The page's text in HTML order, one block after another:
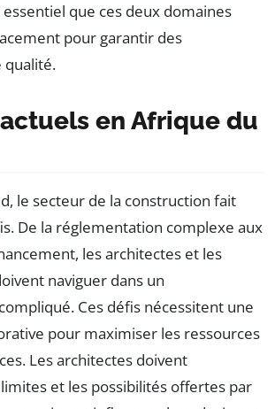
que ces deux domaines
pour garantir des
qualité.
en Afrique du
le secteur de la construction fait
De la réglementation complexe aux
les architectes et les
naviguer dans un
Ces défis nécessitent une
pour maximiser les ressources
Les architectes doivent
et les possibilités offertes par